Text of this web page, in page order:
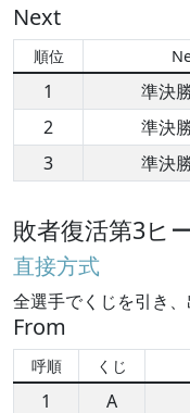
Next
順位
1 準決
2
準決
3
準決
敗者復活第3ヒ
直接方式
全選手でくじを引き
From
呼順 くじ
1 A